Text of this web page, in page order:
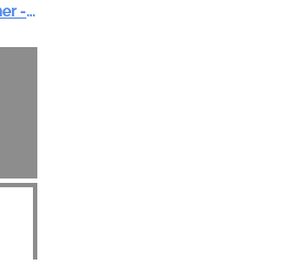
Boony Hond Conditioner - 300ml